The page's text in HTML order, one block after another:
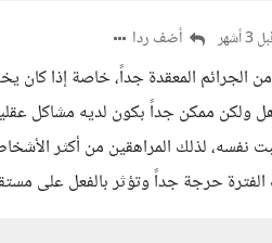
أشهر أضف ردا
الجرائم المعقدة جداً، خاصة إذا
ولكن ممكن جداً بكون لديه مشاكل
نفسه، لذلك المراهقين من أكثر
حرجة جداً وتؤثر بالفعل على